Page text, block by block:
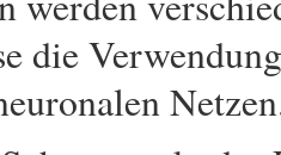
die